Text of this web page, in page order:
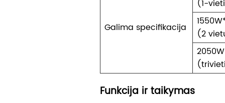
Galima specifikacija
(1-
(2
Funkcija ir taikymas